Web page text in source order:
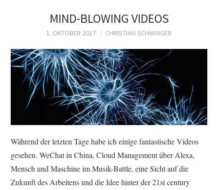
MIND-BLOWING VIDEOS
1. OKTOBER 2017 CHRISTIAN SCHWAIGER
Während der letzten Tage habe ich einige fantastische Videos
gesehen. WeChat in China, Cloud Management über Alexa,
Mensch und Maschine im Musik-Battle, eine Sicht auf die
Zukunft des Arbeitens und die Idee hinter der 21st century